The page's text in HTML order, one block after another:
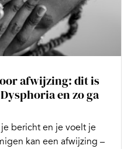
afwijzing: dit is
en zo ga
bericht en je voelt je
kan een afwijzing –